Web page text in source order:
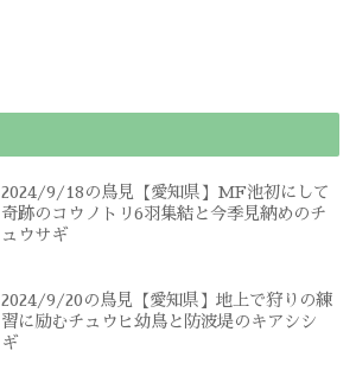
2024/9/18の鳥見【愛知県】MF池初にして
奇跡のコウノトリ6羽集結と今季見納めのチ
ュウサギ
2024/9/20の鳥見【愛知県】地上で狩りの練
習に励むチュウヒ幼鳥と防波堤のキアシシ
ギ